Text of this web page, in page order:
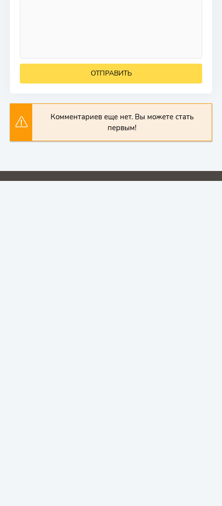
ОТПРАВИТЬ
Комментариев еще нет. Вы можете стать
первым!